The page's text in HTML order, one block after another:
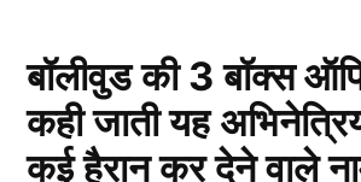
रहाणे, रजत की कप्तानी में
बॉलीवुड की 3 बॉक्स
कही जाती यह
कई हैरान कर देने वाले